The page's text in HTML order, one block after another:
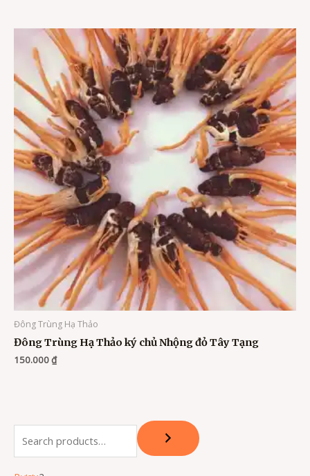
S
Đông Trùng Hạ Thảo
Đông Trùng Hạ Thảo ký chủ Nhộng đỏ Tây Tạng
150.000₫